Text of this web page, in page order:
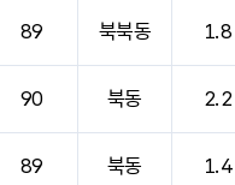
89 북북동 1.8
90 북동 2.2
89 북동 1.4